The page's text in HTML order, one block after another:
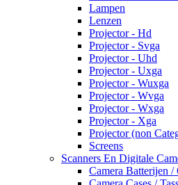
Lampen
Lenzen
Projector - Hd
Projector - Svga
Projector - Uhd
Projector - Uxga
Projector - Wuxga
Projector - Wvga
Projector - Wxga
Projector - Xga
Projector (non
Screens
Scanners En Digitale
Camera Batterijen /